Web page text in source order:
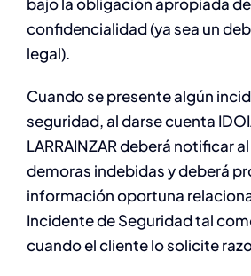
confidencialidad (ya sea un
legal).
Cuando se presente algún
seguridad, al darse cuenta
LARRAINZAR deberá notificar
demoras indebidas y deberá
información oportuna
Incidente de Seguridad tal
cuando el cliente lo solicite